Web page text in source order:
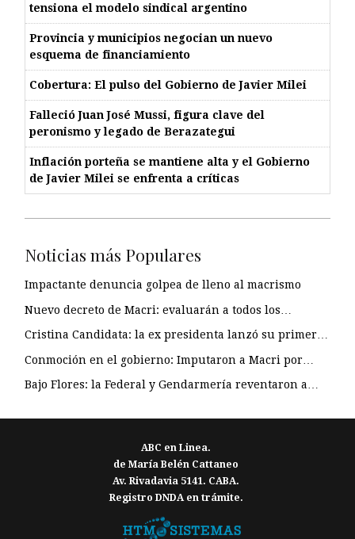
tensiona el modelo sindical argentino
Provincia y municipios negocian un nuevo
esquema de financiamiento
Cobertura: El pulso del Gobierno de Javier Milei
Falleció Juan José Mussi, figura clave del
peronismo y legado de Berazategui
Inflación porteña se mantiene alta y el Gobierno
de Javier Milei se enfrenta a críticas
Noticias más Populares
Impactante denuncia golpea de lleno al macrismo
Nuevo decreto de Macri: evaluarán a todos los…
Cristina Candidata: la ex presidenta lanzó su primer…
Conmoción en el gobierno: Imputaron a Macri por…
Bajo Flores: la Federal y Gendarmería reventaron a…
ABC en Linea.
de María Belén Cattaneo
Av. Rivadavia 5141. CABA.
Registro DNDA en trámite.